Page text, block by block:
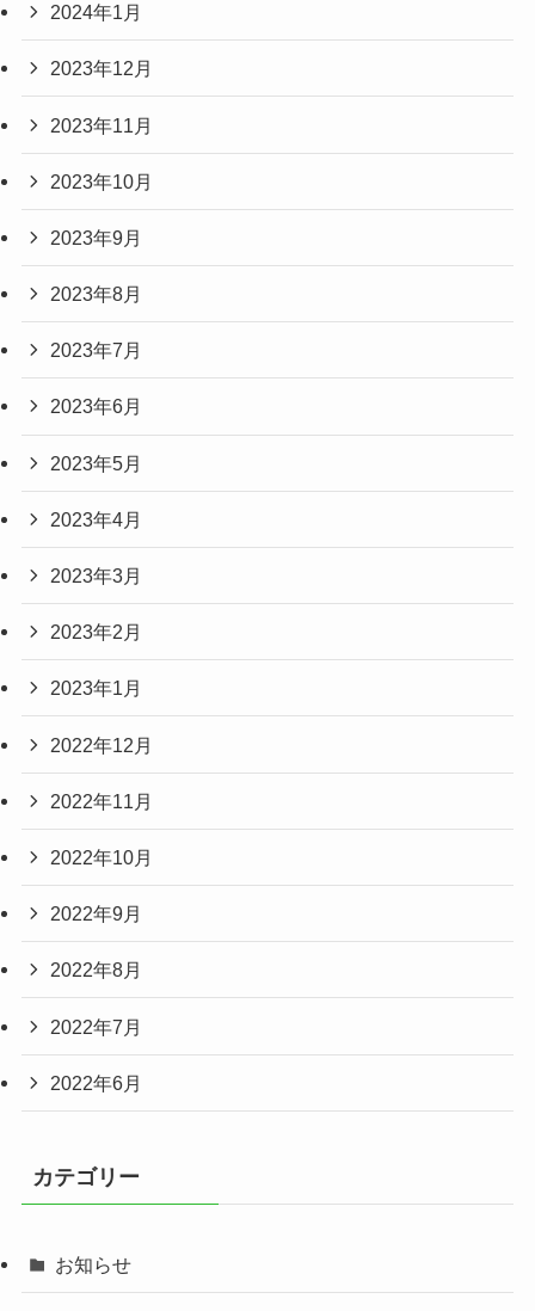
2024年1月
2023年12月
2023年11月
2023年10月
2023年9月
2023年8月
2023年7月
2023年6月
2023年5月
2023年4月
2023年3月
2023年2月
2023年1月
2022年12月
2022年11月
2022年10月
2022年9月
2022年8月
2022年7月
2022年6月
カテゴリー
お知らせ